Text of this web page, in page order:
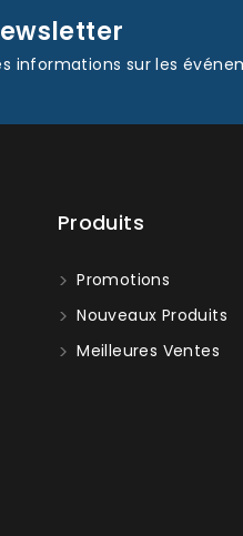
informations sur les
Produits
Promotions
Nouveaux Produits
Meilleures Ventes